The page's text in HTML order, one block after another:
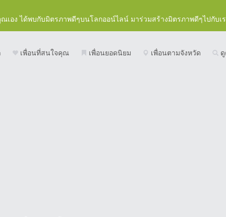
เอง ได้พบกับมิตรภาพดีๆบนโลกออน์ไลน์ มาร่วมสร้างมิตรภาพดีๆไปกับเ
เพื่อนที่สนใจคุณ เพื่อนยอดนิยม เพื่อนตามจังหวัด